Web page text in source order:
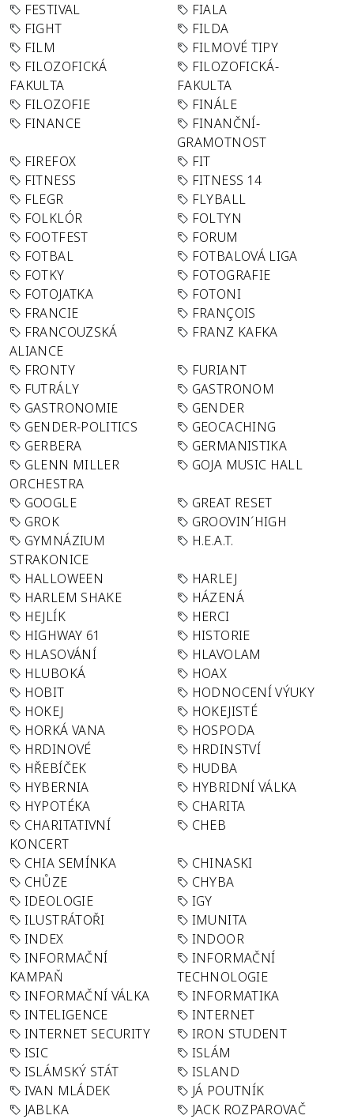
FESTIVAL
FIALA
FIGHT
FILDA
FILM
FILMOVÉ TIPY
FILOZOFICKÁ
FAKULTA
FILOZOFICKÁ-
FAKULTA
FILOZOFIE
FINÁLE
FINANCE
FINANČNÍ-
GRAMOTNOST
FIREFOX
FIT
FITNESS
FITNESS 14
FLEGR
FLYBALL
FOLKLÓR
FOLTYN
FOOTFEST
FORUM
FOTBAL
FOTBALOVÁ LIGA
FOTKY
FOTOGRAFIE
FOTOJATKA
FOTONI
FRANCIE
FRANÇOIS
FRANCOUZSKÁ
ALIANCE
FRANZ KAFKA
FRONTY
FURIANT
FUTRÁLY
GASTRONOM
GASTRONOMIE
GENDER
GENDER-POLITICS
GEOCACHING
GERBERA
GERMANISTIKA
GLENN MILLER
ORCHESTRA
GOJA MUSIC HALL
GOOGLE
GREAT RESET
GROK
GROOVIN´HIGH
GYMNÁZIUM
STRAKONICE
H.E.A.T.
HALLOWEEN
HARLEJ
HARLEM SHAKE
HÁZENÁ
HEJLÍK
HERCI
HIGHWAY 61
HISTORIE
HLASOVÁNÍ
HLAVOLAM
HLUBOKÁ
HOAX
HOBIT
HODNOCENÍ VÝUKY
HOKEJ
HOKEJISTÉ
HORKÁ VANA
HOSPODA
HRDINOVÉ
HRDINSTVÍ
HŘEBÍČEK
HUDBA
HYBERNIA
HYBRIDNÍ VÁLKA
HYPOTÉKA
CHARITA
CHARITATIVNÍ
KONCERT
CHEB
CHIA SEMÍNKA
CHINASKI
CHŮZE
CHYBA
IDEOLOGIE
IGY
ILUSTRÁTOŘI
IMUNITA
INDEX
INDOOR
INFORMAČNÍ
KAMPAŇ
INFORMAČNÍ
TECHNOLOGIE
INFORMAČNÍ VÁLKA
INFORMATIKA
INTELIGENCE
INTERNET
INTERNET SECURITY
IRON STUDENT
ISIC
ISLÁM
ISLÁMSKÝ STÁT
ISLAND
IVAN MLÁDEK
JÁ POUTNÍK
JABLKA
JACK ROZPAROVAČ